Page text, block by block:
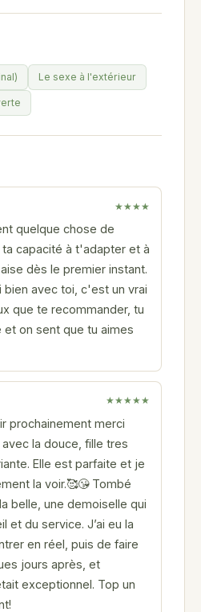
Le sexe à l'extérieur
★★★★
quelque chose de
capacité à t'adapter et à
dès le premier instant.
bien avec toi, c'est un vrai
que te recommander, tu
et on sent que tu aimes
★★★★★
prochainement merci
la douce, fille tres
Elle est parfaite et je
la voir.🥰😘 Tombé
belle, une demoiselle qui
et du service. J’ai eu la
en réel, puis de faire
jours après, et
exceptionnel. Top un